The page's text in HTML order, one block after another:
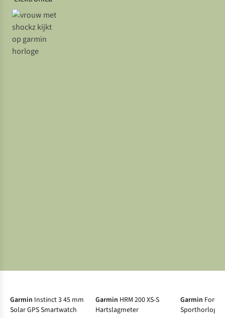
Garmin Instinct 3 45 mm
Solar GPS Smartwatch
Garmin HRM 200 XS-S
Hartslagmeter
Garmin
Sporthorloge